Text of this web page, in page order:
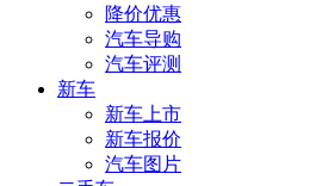
降价优惠
汽车导购
汽车评测
新车
新车上市
新车报价
汽车图片